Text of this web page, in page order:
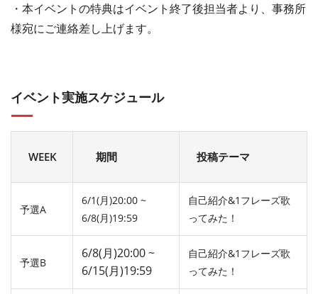
・本イベントの特典はイベント終了後担当者より、事務所
様宛にご連絡差し上げます。
イベント実施スケジュール
WEEK 期間 投稿テーマ
予選A
6/1(月)20:00 ~
6/8(月)19:59
自己紹介&1フレーズ歌
ってみた！
予選B
6/8(月)20:00 ~
6/15(月)19:59
自己紹介&1フレーズ歌
ってみた！